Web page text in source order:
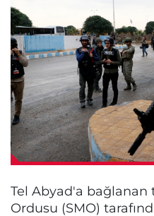
Tel Abyad'a
Ordusu (SMO)